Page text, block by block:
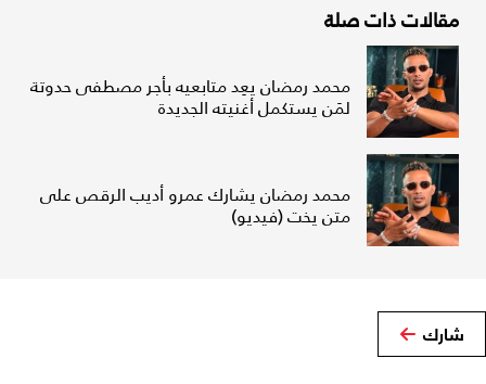
مقالات ذات صلة
محمد رمضان يعِد متابعيه بأجر مصطفى حدوتة
لمَن يستكمل أغنيته الجديدة
محمد رمضان يشارك عمرو أديب الرقص على
متن يخت (فيديو)
شارك